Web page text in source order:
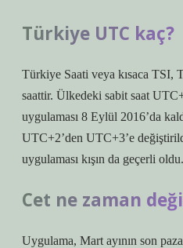
Türkiye UTC kaç?
Türkiye Saati veya kısaca TSI,
saattir. Ülkedeki sabit saat
uygulaması 8 Eylül 2016’da
UTC+2’den UTC+3’e
uygulaması kışın da geçerli oldu.
Cet ne zaman
Uygulama, Mart ayının son